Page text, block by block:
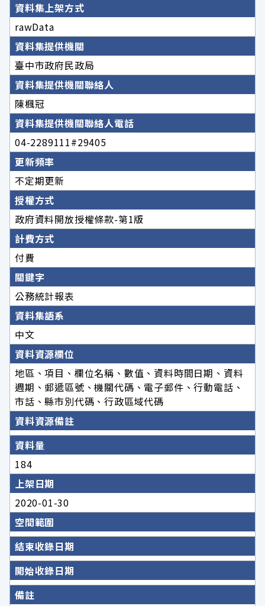
資料集上架方式
rawData
資料集提供機關
臺中市政府民政局
資料集提供機關聯絡人
陳楓冠
資料集提供機關聯絡人電話
04-2289111#29405
更新頻率
不定期更新
授權方式
政府資料開放授權條款-第1版
計費方式
付費
關鍵字
公務統計報表
資料集語系
中文
資料資源欄位
地區、項目、欄位名稱、數值、資料時間日期、資料
週期、郵遞區號、機關代碼、電子郵件、行動電話、
市話、縣市別代碼、行政區域代碼
資料資源備註
資料量
184
上架日期
2020-01-30
空間範圍
結束收錄日期
開始收錄日期
備註